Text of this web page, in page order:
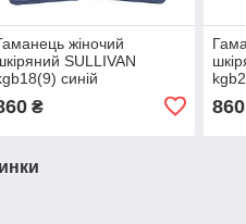
жіночий
SULLIVAN
синій
₴ 860